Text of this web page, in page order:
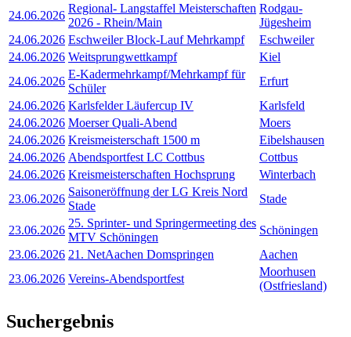
24.06.2026
Regional- Langstaffel Meisterschaften
2026 - Rhein/Main
Rodgau-
Jügesheim
24.06.2026 Eschweiler Block-Lauf Mehrkampf
Eschweiler
24.06.2026 Weitsprungwettkampf
Kiel
24.06.2026
E-Kadermehrkampf/Mehrkampf für
Schüler
Erfurt
24.06.2026 Karlsfelder Läufercup IV
Karlsfeld
24.06.2026 Moerser Quali-Abend
Moers
24.06.2026 Kreismeisterschaft 1500 m
Eibelshausen
24.06.2026 Abendsportfest LC Cottbus
Cottbus
24.06.2026 Kreismeisterschaften Hochsprung
Winterbach
23.06.2026
Saisoneröffnung der LG Kreis Nord
Stade
Stade
23.06.2026
25. Sprinter- und Springermeeting des
MTV Schöningen
Schöningen
23.06.2026 21. NetAachen Domspringen
Aachen
23.06.2026 Vereins-Abendsportfest
Moorhusen
(Ostfriesland)
Suchergebnis